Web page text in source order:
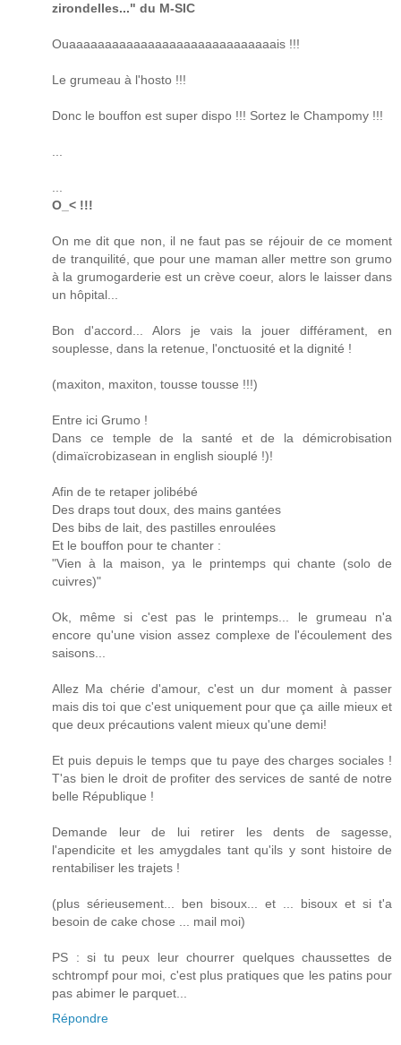
zirondelles..." du M-SIC
Ouaaaaaaaaaaaaaaaaaaaaaaaaaaaaais !!!
Le grumeau à l'hosto !!!
Donc le bouffon est super dispo !!! Sortez le Champomy !!!
O_< !!!
On me dit que non, il ne faut pas se réjouir de ce moment
de tranquilité, que pour une maman aller mettre son grumo
à la grumogarderie est un crève coeur, alors le laisser dans
un hôpital...
Bon d'accord... Alors je vais la jouer différament, en
souplesse, dans la retenue, l'onctuosité et la dignité !
(maxiton, maxiton, tousse tousse !!!)
Entre ici Grumo !
Dans ce temple de la santé et de la démicrobisation
(dimaïcrobizasean in english siouplé !)!
Afin de te retaper jolibébé
Des draps tout doux, des mains gantées
Des bibs de lait, des pastilles enroulées
Et le bouffon pour te chanter :
"Vien à la maison, ya le printemps qui chante (solo de
cuivres)"
Ok, même si c'est pas le printemps... le grumeau n'a
encore qu'une vision assez complexe de l'écoulement des
saisons...
Allez Ma chérie d'amour, c'est un dur moment à passer
mais dis toi que c'est uniquement pour que ça aille mieux et
que deux précautions valent mieux qu'une demi!
Et puis depuis le temps que tu paye des charges sociales !
T'as bien le droit de profiter des services de santé de notre
belle République !
Demande leur de lui retirer les dents de sagesse,
l'apendicite et les amygdales tant qu'ils y sont histoire de
rentabiliser les trajets !
(plus sérieusement... ben bisoux... et ... bisoux et si t'a
besoin de cake chose ... mail moi)
PS : si tu peux leur chourrer quelques chaussettes de
schtrompf pour moi, c'est plus pratiques que les patins pour
pas abimer le parquet...
Répondre